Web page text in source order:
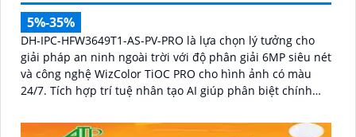
5%-35%
DH-IPC-HFW3649T1-AS-PV-PRO là lựa chọn lý tưởng cho
giải pháp an ninh ngoài trời với độ phân giải 6MP siêu nét
và công nghệ WizColor TiOC PRO cho hình ảnh có màu
24/7. Tích hợp trí tuệ nhân tạo AI giúp phân biệt chính
hình linh hoạt với khe thẻ nhớ lên đến 512GB